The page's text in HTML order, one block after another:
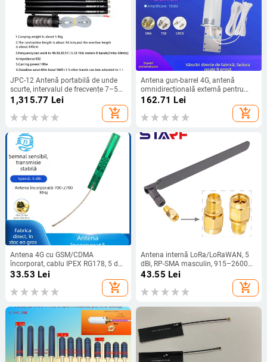
JPC-12 Antenă portabilă de unde
scurte, intervalul de frecvențe 7–50
MHz, câștig 1, impedanță 50 Ω
1,315.77 Lei
add_shopping_cart
Antena gun-barrel 4G, antenă
omnidirecțională externă pentru
routere și modemuri, interval de
frecvență 698-960/1710-2700 MHz,
50 Ω, VSWR ≤ 2.5, 220 V
162.71 Lei
add_shopping_cart
Antena 4G cu GSM/CDMA
încorporat, cablu IPEX RG178, 5 dBi,
700–2700 MHz, 50 Ω, SWR ≤ 1.8
33.53 Lei
add_shopping_cart
Antena internă LoRa/LoRaWAN, 5
dBi, RP-SMA masculin, 915–2600
MHz, impedanță 50 Ω, VSWR ≤1,5
43.55 Lei
add_shopping_cart